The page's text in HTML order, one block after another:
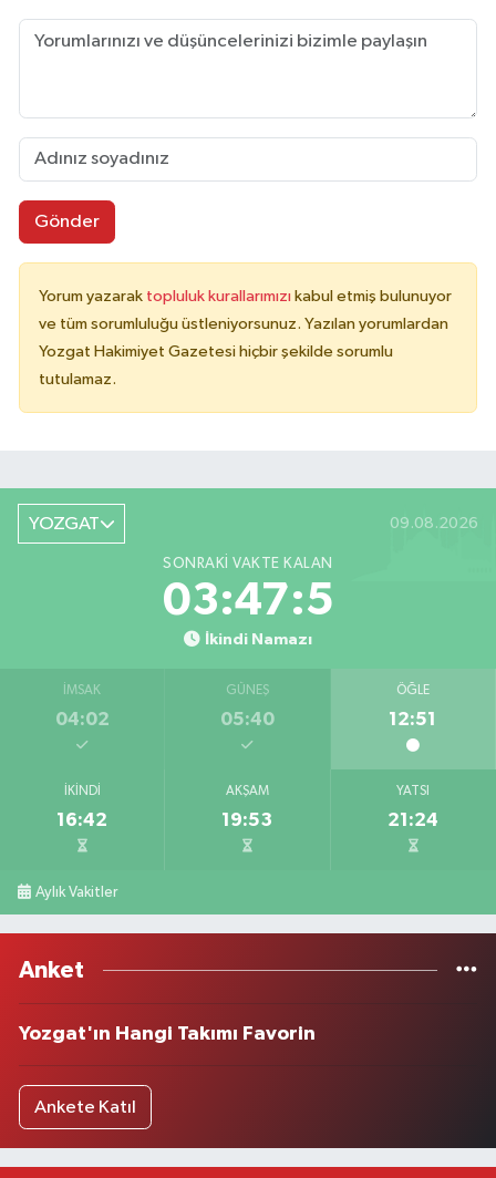
Gönder
Yorum yazarak topluluk kurallarımızı kabul etmiş bulunuyor
ve tüm sorumluluğu üstleniyorsunuz. Yazılan yorumlardan
Yozgat Hakimiyet Gazetesi hiçbir şekilde sorumlu
tutulamaz.
YOZGAT 09.08.2026
SONRAKI VAKTE KALAN
03:47:5
İkindi Namazı
İMSAK
04:02
GÜNEŞ
05:40
ÖĞLE
12:51
İKINDI
16:42
AKŞAM
19:53
YATSI
21:24
Aylık Vakitler
Anket
Yozgat'ın Hangi Takımı Favorin
Ankete Katıl